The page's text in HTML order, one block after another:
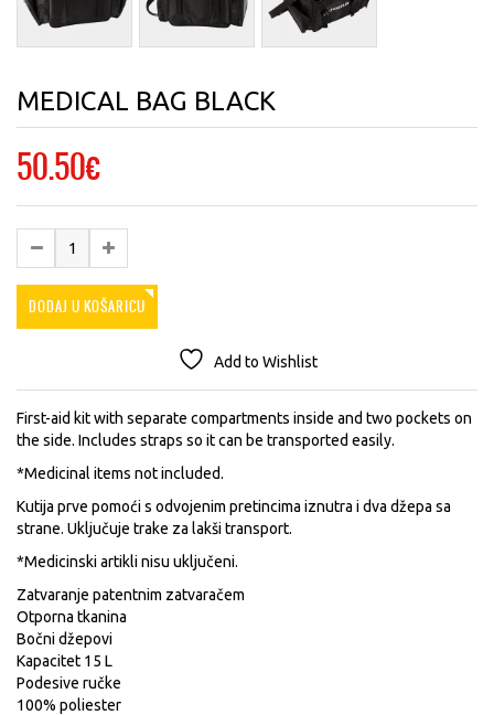
MEDICAL BAG BLACK
50.50€
DODAJ U KOŠARICU
Add to Wishlist
First-aid kit with separate compartments inside and two pockets on
the side. Includes straps so it can be transported easily.
*Medicinal items not included.
Kutija prve pomoći s odvojenim pretincima iznutra i dva džepa sa
strane. Uključuje trake za lakši transport.
*Medicinski artikli nisu uključeni.
Zatvaranje patentnim zatvaračem
Otporna tkanina
Bočni džepovi
Kapacitet 15 L
Podesive ručke
100% poliester